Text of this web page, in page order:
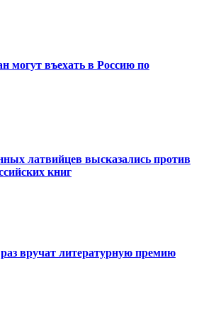
могут въехать в Россию по
латвийцев высказались против
книг
вручат литературную премию